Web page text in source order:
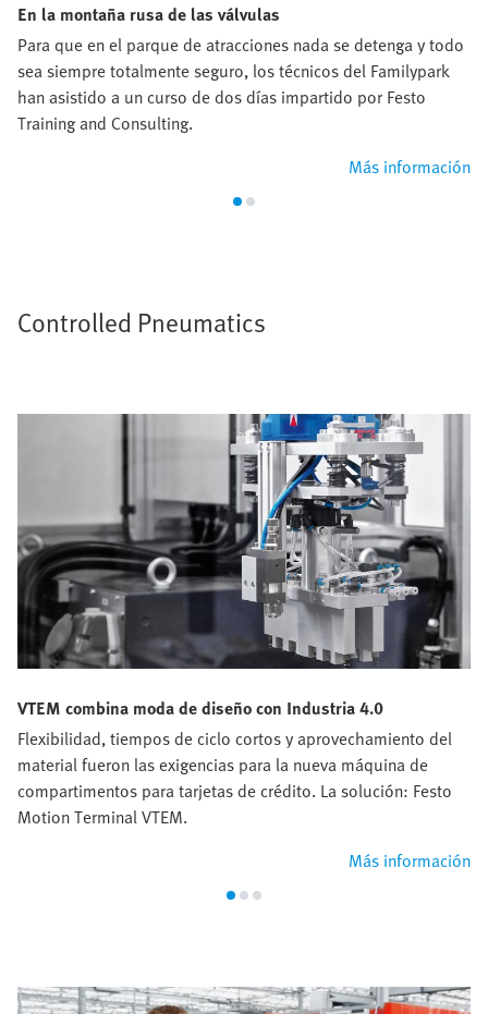
En la montaña rusa de las válvulas
Para que en el parque de atracciones nada se detenga y todo
sea siempre totalmente seguro, los técnicos del Familypark
han asistido a un curso de dos días impartido por Festo
Training and Consulting.
Más información
Controlled Pneumatics
VTEM combina moda de diseño con Industria 4.0
Flexibilidad, tiempos de ciclo cortos y aprovechamiento del
material fueron las exigencias para la nueva máquina de
compartimentos para tarjetas de crédito. La solución: Festo
Motion Terminal VTEM.
Más información